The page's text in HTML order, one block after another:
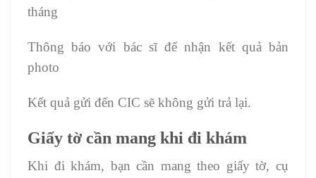
tháng
Thông báo với bác sĩ để nhận kết quả bản
photo
Kết quả gửi đến CIC sẽ không gửi trả lại.
Giấy tờ cần mang khi đi khám
Khi đi khám, bạn cần mang theo giấy tờ, cụ